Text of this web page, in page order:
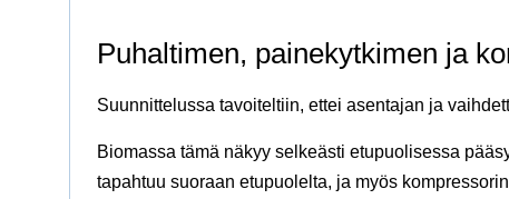
Puhaltimen, painekytkimen ja
Suunnittelussa tavoiteltiin, ettei asentajan ja
Biomassa tämä näkyy selkeästi etupuolisessa
tapahtuu suoraan etupuolelta, ja myös